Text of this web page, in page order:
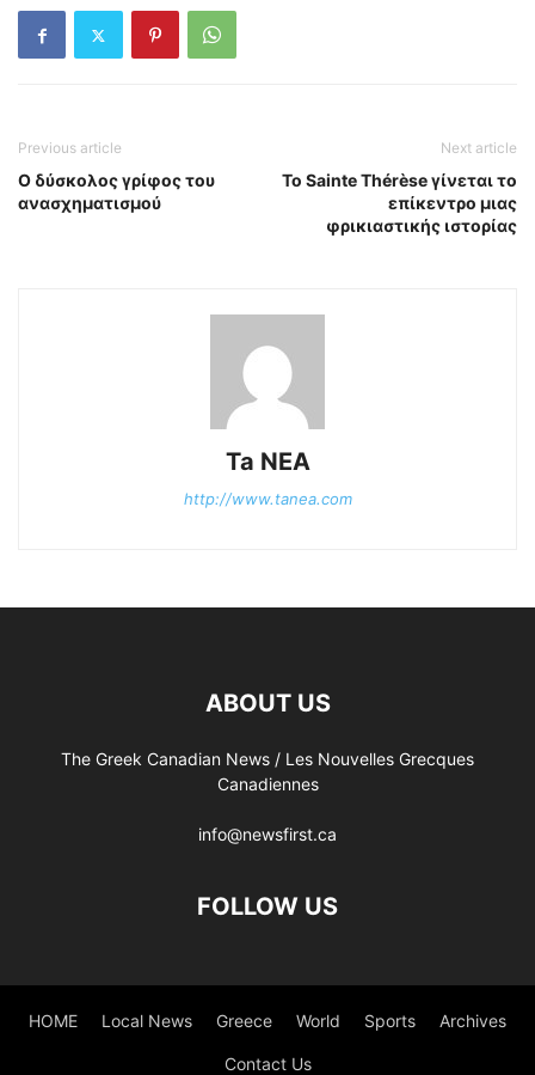
Previous article
Ο δύσκολος γρίφος του
ανασχηματισμού
Next article
Το Sainte Thérèse γίνεται το
επίκεντρο μιας
φρικιαστικής ιστορίας
Ta NEA
http://www.tanea.com
ABOUT US
The Greek Canadian News / Les Nouvelles Grecques
Canadiennes
info@newsfirst.ca
FOLLOW US
HOME Local News Greece World Sports Archives
Contact Us